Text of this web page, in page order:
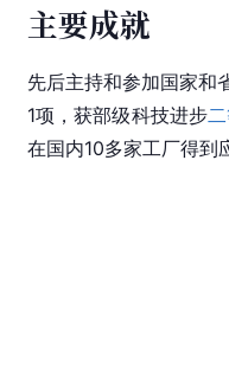
主要成就
先后主持和参加国家和
1项，获部级科技进步
在国内10多家工厂得到